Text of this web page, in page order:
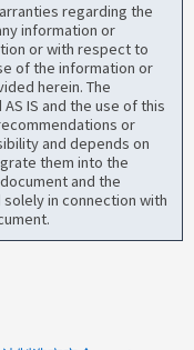
regarding the
information or
or with respect to
of the information or
herein. The
IS and the use of this
or
and depends on
them into the
and the
in connection with